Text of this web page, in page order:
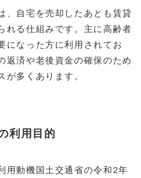
、自宅を売却したあとも賃貸
れる仕組みです。主に高齢者
になった方に利用されてお
返済や老後資金の確保のため
が多くあります。
利用目的
用動機国土交通省の令和2年